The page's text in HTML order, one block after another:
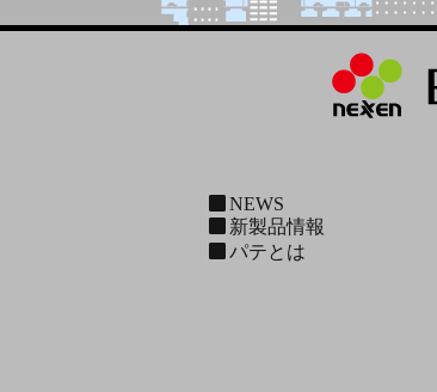
NEWS
新製品情報
パテとは